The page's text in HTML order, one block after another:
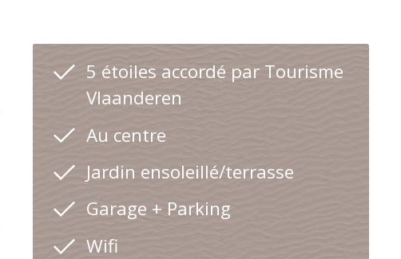
5 étoiles accordé par Tourisme
Vlaanderen
Au centre
Jardin ensoleillé/terrasse
Garage + Parking
Wifi